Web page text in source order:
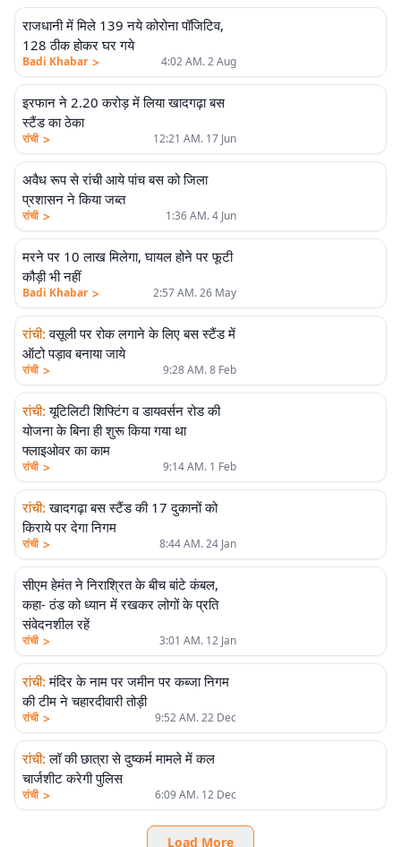
राजधानी में मिले 139 नये कोरोना पॉजिटिव,
128 ठीक होकर घर गये
Badi Khabar > 4:02 AM. 2 Aug
इरफान ने 2.20 करोड़ में लिया खादगढ़ा बस
स्टैंड का ठेका
रांची > 12:21 AM. 17 Jun
अवैध रूप से रांची आये पांच बस को जिला
प्रशासन ने किया जब्त
रांची > 1:36 AM. 4 Jun
मरने पर 10 लाख मिलेगा, घायल होने पर फूटी
कौड़ी भी नहीं
Badi Khabar > 2:57 AM. 26 May
रांची: वसूली पर रोक लगाने के लिए बस स्टैंड में
ऑटो पड़ाव बनाया जाये
रांची > 9:28 AM. 8 Feb
रांची: यूटिलिटी शिफ्टिंग व डायवर्सन रोड की
योजना के बिना ही शुरू किया गया था
फ्लाइओवर का काम
रांची > 9:14 AM. 1 Feb
रांची: खादगढ़ा बस स्टैंड की 17 दुकानों को
किराये पर देगा निगम
रांची > 8:44 AM. 24 Jan
सीएम हेमंत ने निराश्रित के बीच बांटे कंबल,
कहा- ठंड को ध्यान में रखकर लोगों के प्रति
संवेदनशील रहें
रांची > 3:01 AM. 12 Jan
रांची: मंदिर के नाम पर जमीन पर कब्जा निगम
की टीम ने चहारदीवारी तोड़ी
रांची > 9:52 AM. 22 Dec
रांची: लॉ की छात्रा से दुष्कर्म मामले में कल
चार्जशीट करेगी पुलिस
रांची > 6:09 AM. 12 Dec
Load More